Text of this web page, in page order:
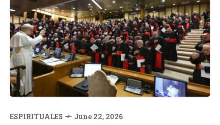
ESPIRITUALES June 22, 2026